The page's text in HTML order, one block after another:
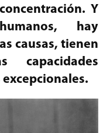
Y
hay
causas, tienen
capacidades